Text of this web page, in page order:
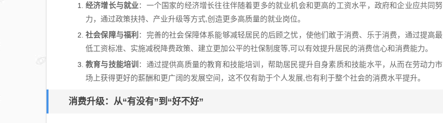
经济增长与就业：一个国家的经济增长往往伴随着更多的就业机会和更高的工资水平，政府和企业应共同努
力，通过政策扶持、产业升级等方式,创造更多高质量的就业岗位。
社会保障与福利 ：完善的社会保障体系能够减轻居民的后顾之忧，使他们敢于消费、乐于消费，通过提高最
低工资标准、实施减税降费政策、建立更加公平的社保制度等,可以有效提升居民的消费信心和消费能力。
教育与技能培训 ：通过提供高质量的教育和技能培训，帮助居民提升自身素质和技能水平，从而在劳动力市
场上获得更好的薪酬和更广阔的发展空间，这不仅有助于个人发展,也有利于整个社会的消费水平提升。
消费升级：从“有没有”到“好不好”